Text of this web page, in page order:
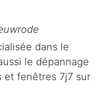
dans le
le dépannage
et fenêtres 7j7 sur